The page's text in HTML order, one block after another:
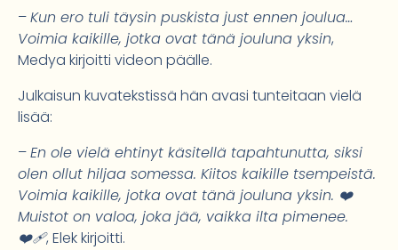
–Kun ero tuli täysin puskista just ennen joulua…
Voimia kaikille, jotka ovat tänä jouluna yksin,
Medya kirjoitti videon päälle.
Julkaisun kuvatekstissä hän avasi tunteitaan vielä
lisää:
–En ole vielä ehtinyt käsitellä tapahtunutta, siksi
olen ollut hiljaa somessa. Kiitos kaikille tsempeistä.
Voimia kaikille, jotka ovat tänä jouluna yksin. ❤️
Muistot on valoa, joka jää, vaikka ilta pimenee.
❤️‍🩹, Elek kirjoitti.